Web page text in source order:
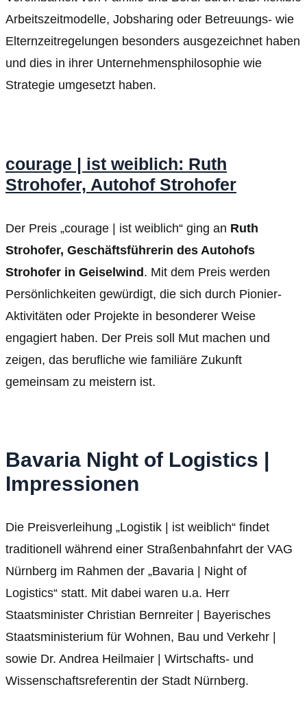
Arbeitszeitmodelle, Jobsharing oder Betreuungs- wie
Elternzeitregelungen besonders ausgezeichnet haben
und dies in ihrer Unternehmensphilosophie wie
Strategie umgesetzt haben.
courage | ist weiblich: Ruth
Strohofer, Autohof Strohofer
Der Preis „courage | ist weiblich“ ging an Ruth
Strohofer, Geschäftsführerin des Autohofs
Strohofer in Geiselwind. Mit dem Preis werden
Persönlichkeiten gewürdigt, die sich durch Pionier-
Aktivitäten oder Projekte in besonderer Weise
engagiert haben. Der Preis soll Mut machen und
zeigen, das berufliche wie familiäre Zukunft
gemeinsam zu meistern ist.
Bavaria Night of Logistics |
Impressionen
Die Preisverleihung „Logistik | ist weiblich“ findet
traditionell während einer Straßenbahnfahrt der VAG
Nürnberg im Rahmen der „Bavaria | Night of
Logistics“ statt. Mit dabei waren u.a. Herr
Staatsminister Christian Bernreiter | Bayerisches
Staatsministerium für Wohnen, Bau und Verkehr |
sowie Dr. Andrea Heilmaier | Wirtschafts- und
Wissenschaftsreferentin der Stadt Nürnberg.